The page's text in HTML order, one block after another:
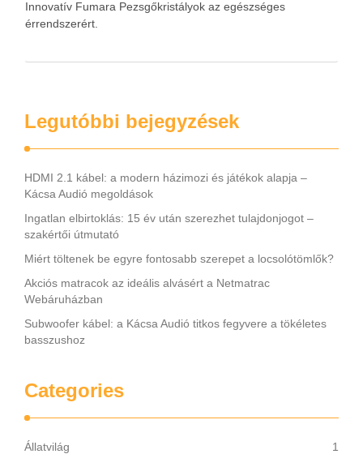
Innovatív Fumara Pezsgőkristályok az egészséges
érrendszerért.
Legutóbbi bejegyzések
HDMI 2.1 kábel: a modern házimozi és játékok alapja –
Kácsa Audió megoldások
Ingatlan elbirtoklás: 15 év után szerezhet tulajdonjogot –
szakértői útmutató
Miért töltenek be egyre fontosabb szerepet a locsolótömlők?
Akciós matracok az ideális alvásért a Netmatrac
Webáruházban
Subwoofer kábel: a Kácsa Audió titkos fegyvere a tökéletes
basszushoz
Categories
Állatvilág
1